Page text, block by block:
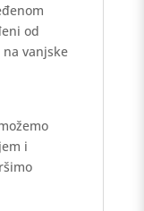
od
vanjske
i